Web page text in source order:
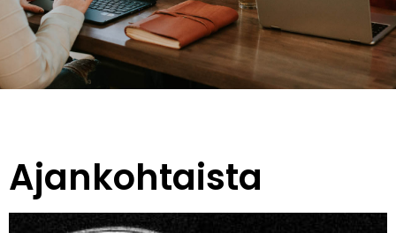
Ajankohtaista